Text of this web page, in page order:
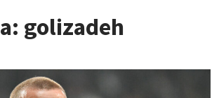
golizadeh